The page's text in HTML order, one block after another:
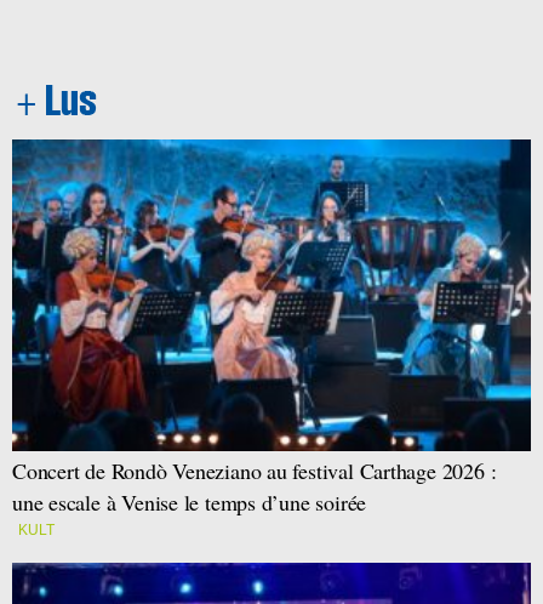
Concert de Rondò Veneziano au festival Carthage 2026 :
une escale à Venise le temps d’une soirée
KULT